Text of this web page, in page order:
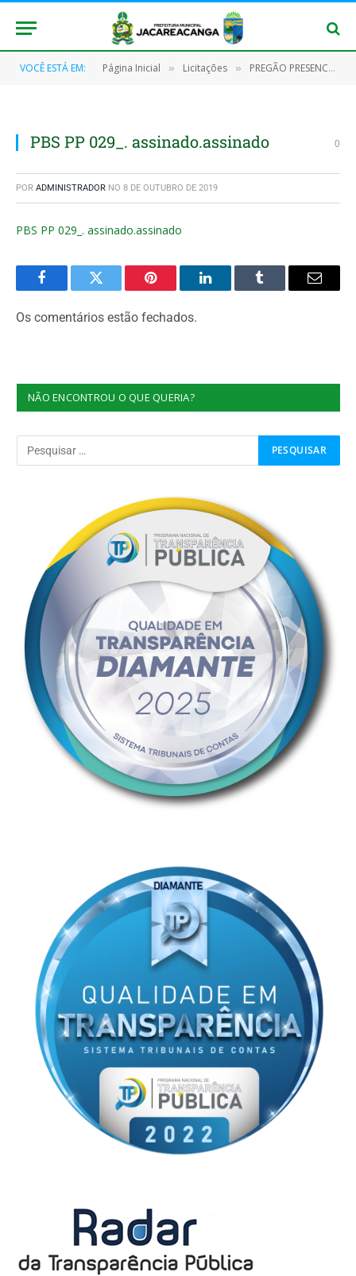
VOCÊ ESTÁ EM: Página Inicial » Licitações » PREGÃO PRESENCIAL Nº 029/2019-SRP (Registro de preços para eventual aquisição de artigos de armarinho)
PBS PP 029_. assinado.assinado 0
POR ADMINISTRADOR NO 8 DE OUTUBRO DE 2019
PBS PP 029_. assinado.assinado
FacebookTwitter Pinterest O
Tumblr
E-
Os comentários estão fechados.
NÃO ENCONTROU O QUE QUERIA?